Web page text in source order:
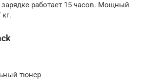
работает 15 часов. Мощный
тюнер